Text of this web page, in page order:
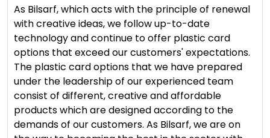
As Bilsarf, which acts with the principle of renewal
with creative ideas, we follow up-to-date
technology and continue to offer plastic card
options that exceed our customers' expectations.
The plastic card options that we have prepared
under the leadership of our experienced team
consist of different, creative and affordable
products which are designed according to the
demands of our customers. As Bilsarf, we are on